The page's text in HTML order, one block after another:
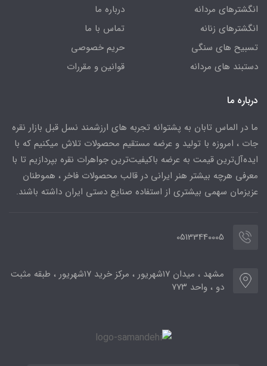
انگشترهای مردانه
انگشترهای زنانه
تسبیح های سنگی
دستبند های مردانه
درباره ما
تماس با ما
حریم خصوصی
قوانین و مقررات
درباره ما
ما در الماس تابان به پشتوانه تجربه های ارزشمند نسل قبل بازار نقره
جات ، امروزه با تولید و عرضه مستقیم محصولات تلاش میکنیم که با
ایده‌آل‌ترین قیمت به عرضه باکیفیت‌ترین جواهرات نقره بپردازیم تا با
معرفی هرچه بیشتر هنر ایرانی در قالب محصولات فاخر ، هموطنان
عزیزمان سهمی بیشتری از استفاده صنایع دستی ایران داشته باشند.
05133440005
مشهد ، میدان ۱۷شهریور ، مرکز خرید ۱۷شهریور ، طبقه مثبت
دو ، واحد ۷۷۳